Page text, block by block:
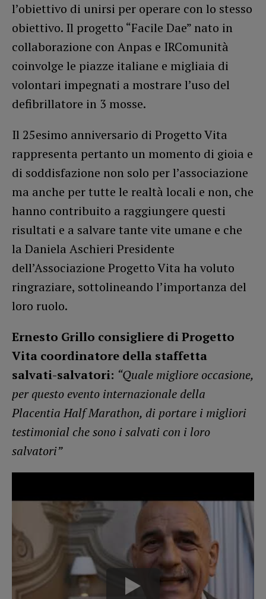
l’obiettivo di unirsi per operare con lo stesso
obiettivo. Il progetto “Facile Dae” nato in
collaborazione con Anpas e IRComunità
coinvolge le piazze italiane e migliaia di
volontari impegnati a mostrare l’uso del
defibrillatore in 3 mosse.
Il 25esimo anniversario di Progetto Vita
rappresenta pertanto un momento di gioia e
di soddisfazione non solo per l’associazione
ma anche per tutte le realtà locali e non, che
hanno contribuito a raggiungere questi
risultati e a salvare tante vite umane e che
la Daniela Aschieri Presidente
dell’Associazione Progetto Vita ha voluto
ringraziare, sottolineando l’importanza del
loro ruolo.
Ernesto Grillo consigliere di Progetto
Vita coordinatore della staffetta
salvati-salvatori: “Quale migliore occasione,
per questo evento internazionale della
Placentia Half Marathon, di portare i migliori
testimonial che sono i salvati con i loro
salvatori”